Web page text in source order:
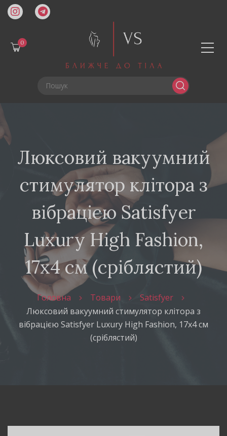
0
Люксовий вакуумний
стимулятор клітора з
вібрацією Satisfyer
Luxury High Fashion,
17х4 см (сріблястий)
Головна Товари
Satisfyer
Люксовий вакуумний стимулятор клітора з
вібрацією Satisfyer Luxury High Fashion, 17х4 см
(сріблястий)